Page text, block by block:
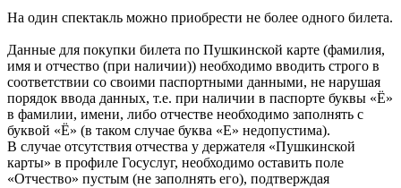
На один спектакль можно приобрести не более одного билета.
Данные для покупки билета по Пушкинской карте (фамилия,
имя и отчество (при наличии)) необходимо вводить строго в
соответствии со своими паспортными данными, не нарушая
порядок ввода данных, т.е. при наличии в паспорте буквы «Ё»
в фамилии, имени, либо отчестве необходимо заполнять с
буквой «Ё» (в таком случае буква «Е» недопустима).
В случае отсутствия отчества у держателя «Пушкинской
карты» в профиле Госуслуг, необходимо оставить поле
«Отчество» пустым (не заполнять его), подтверждая